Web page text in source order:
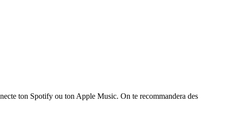
ton Spotify ou ton Apple Music. On te recommandera des